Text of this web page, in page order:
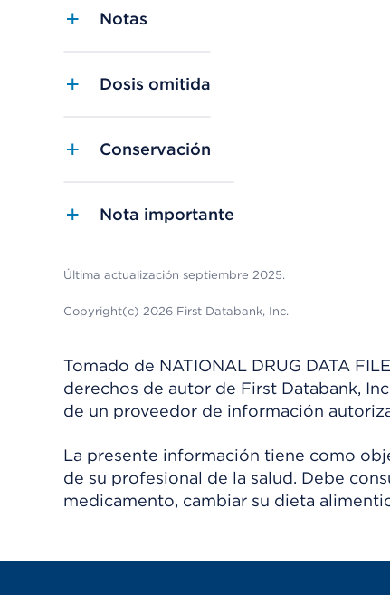
Notas
Dosis omitida
Conservación
Nota importante
Última actualización septiembre 2025.
Copyright(c) 2026 First Databank, Inc.
Tomado de NATIONAL DRUG DATA
derechos de autor de First Databank,
de un proveedor de información
La presente información tiene como
de su profesional de la salud. Debe
medicamento, cambiar su dieta